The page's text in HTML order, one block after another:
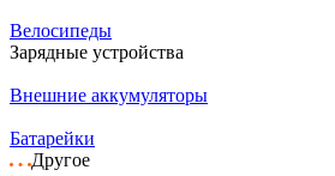
Велосипеды
Зарядные устройства
Внешние аккумуляторы
Батарейки
Другое